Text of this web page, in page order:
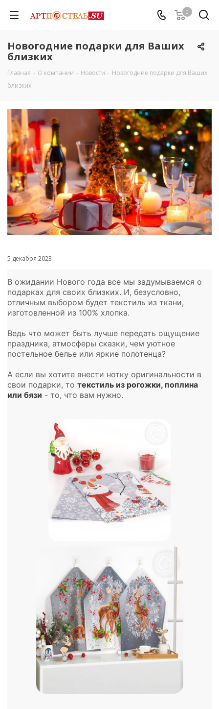
0
Новогодние подарки для Ваших
близких
Главная - О компании - Новости - Новогодние подарки для Ваших
близких
5 декабря 2023
В ожидании Нового года все мы задумываемся о
подарках для своих близких. И, безусловно,
отличным выбором будет текстиль из ткани,
изготовленной из 100% хлопка.
Ведь что может быть лучше передать ощущение
праздника, атмосферы сказки, чем уютное
постельное белье или яркие полотенца?
А если вы хотите внести нотку оригинальности в
свои подарки, то текстиль из рогожки, поплина
или бязи - то, что вам нужно.